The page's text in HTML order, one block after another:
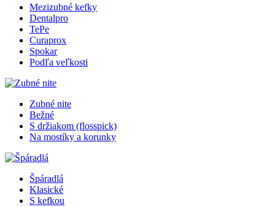
Mezizubné kefky
Dentalpro
TePe
Curaprox
Spokar
Podľa veľkosti
Zubné nite
Bežné
S držiakom (flosspick)
Na mostíky a korunky
Špáradlá
Klasické
S kefkou